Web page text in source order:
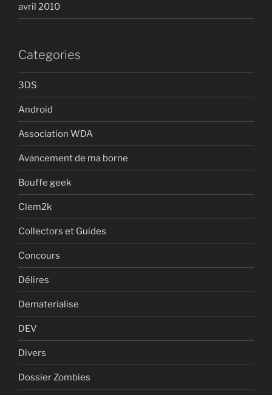
avril 2010
Categories
3DS
Android
Association WDA
Avancement de ma borne
Bouffe geek
Clem2k
Collectors et Guides
Concours
Délires
Dematerialise
DEV
Divers
Dossier Zombies